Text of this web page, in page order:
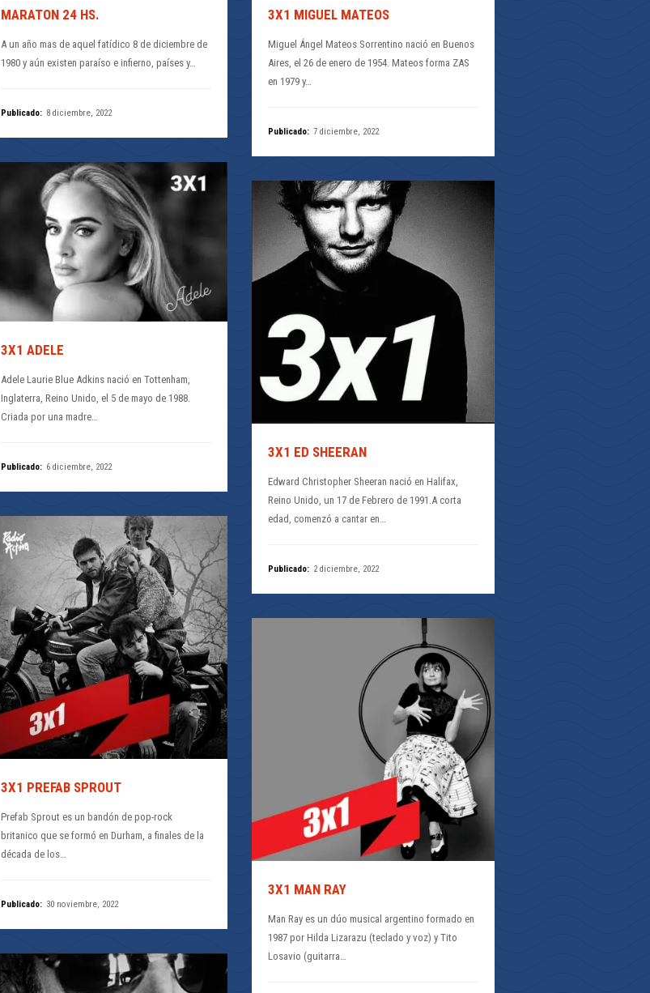
MARATON 24 HS.
A un año mas de aquel fatídico 8 de diciembre de
1980 y aún existen paraíso e infierno, países y…
Publicado: 8 diciembre, 2022
3X1 MIGUEL MATEOS
Miguel Ángel Mateos Sorrentino nació en Buenos
Aires, el 26 de enero de 1954. Mateos forma ZAS
en 1979 y…
Publicado: 7 diciembre, 2022
3X1 ADELE
Adele Laurie Blue Adkins nació en Tottenham,
Inglaterra, Reino Unido, el 5 de mayo de 1988.
Criada por una madre…
Publicado: 6 diciembre, 2022
3X1 ED SHEERAN
Edward Christopher Sheeran nació en Halifax,
Reino Unido, un 17 de Febrero de 1991.A corta
edad, comenzó a cantar en…
Publicado: 2 diciembre, 2022
3X1 PREFAB SPROUT
Prefab Sprout es un bandón de pop-rock
britanico que se formó en Durham, a finales de la
década de los…
Publicado: 30 noviembre, 2022
3X1 MAN RAY
Man Ray es un dúo musical argentino formado en
1987 por Hilda Lizarazu (teclado y voz) y Tito
Losavio (guitarra…